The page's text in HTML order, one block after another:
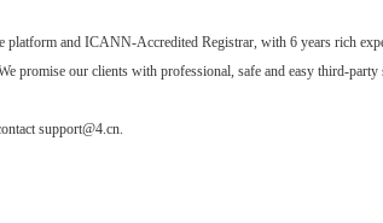
platform and ICANN-Accredited Registrar, with 6 years rich
promise our clients with professional, safe and easy third-party
support@4.cn.